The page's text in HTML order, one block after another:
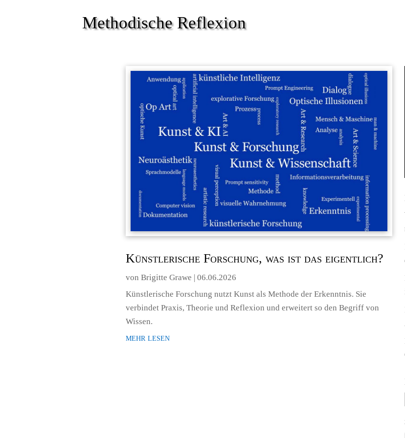
Methodische Reflexion
Künstlerische Forschung, was ist das eigentlich?
von Brigitte Grawe
06.06.2026
Künstlerische Forschung nutzt Kunst als Methode der Erkenntnis. Sie
verbindet Praxis, Theorie und Reflexion und erweitert so den Begriff von
Wissen.
mehr lesen